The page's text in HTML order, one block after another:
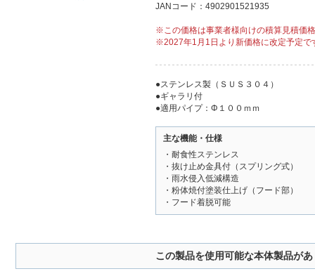
JANコード：4902901521935
※この価格は事業者様向けの積算見積価
※2027年1月1日より新価格に改定予定で
●ステンレス製（ＳＵＳ３０４）
●ギャラリ付
●適用パイプ：Φ１００ｍｍ
主な機能・仕様
・耐食性ステンレス
・抜け止め金具付（スプリング式）
・雨水侵入低減構造
・粉体焼付塗装仕上げ（フード部）
・フード着脱可能
この製品を使用可能な本体製品が